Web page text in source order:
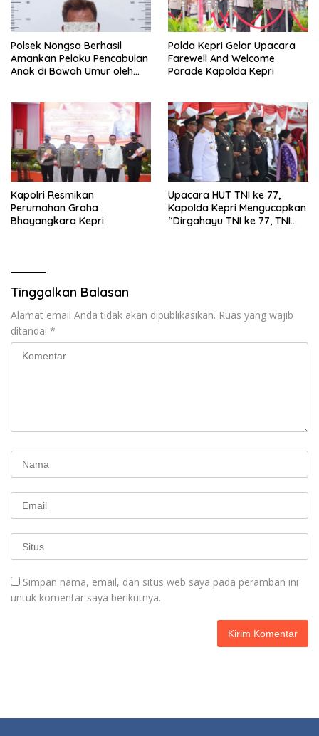
Polsek Nongsa Berhasil
Amankan Pelaku Pencabulan
Anak di Bawah Umur oleh
Polda Kepri Gelar Upacara
Farewell And Welcome
Parade Kapolda Kepri
Kapolri Resmikan
Perumahan Graha
Bhayangkara Kepri
Upacara HUT TNI ke 77,
Kapolda Kepri Mengucapkan
“Dirgahayu TNI ke 77, TNI
Tinggalkan Balasan
Alamat email Anda tidak akan dipublikasikan. Ruas yang wajib
ditandai *
Simpan nama, email, dan situs web saya pada peramban ini
untuk komentar saya berikutnya.